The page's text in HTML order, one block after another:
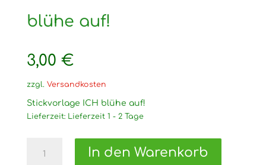
blühe auf!
3,00 €
zzgl. Versandkosten
Stickvorlage ICH blühe auf!
Lieferzeit: Lieferzeit 1 - 2 Tage
Stickvorlage
In den Warenkorb